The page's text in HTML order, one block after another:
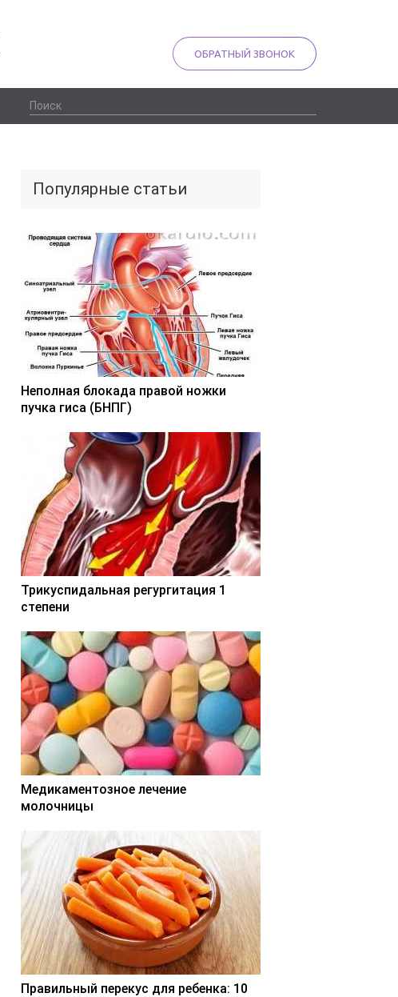
ОБРАТНЫЙ ЗВОНОК
Популярные статьи
Неполная блокада правой ножки
пучка гиса (БНПГ)
Трикуспидальная регургитация 1
степени
Медикаментозное лечение
молочницы
Правильный перекус для ребенка: 10